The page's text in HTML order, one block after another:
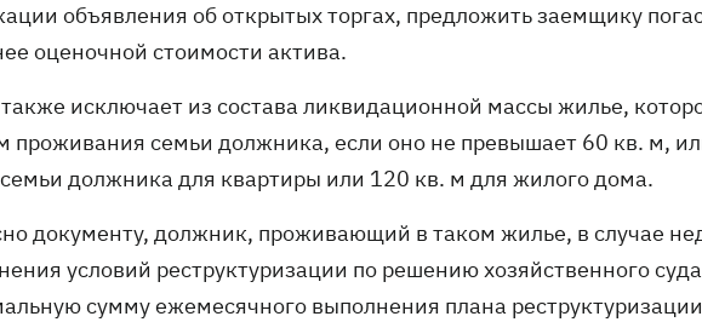
объявления об открытых торгах, предложить заемщику
оценочной стоимости актива.
исключает из состава ликвидационной массы жилье,
проживания семьи должника, если оно не превышает 60 кв. м,
должника для квартиры или 120 кв. м для жилого дома.
документу, должник, проживающий в таком жилье, в случае
условий реструктуризации по решению хозяйственного
сумму ежемесячного выполнения плана